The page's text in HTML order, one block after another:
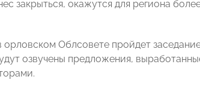
закрыться, окажутся для региона
Облсовете пройдет
озвучены предложения,